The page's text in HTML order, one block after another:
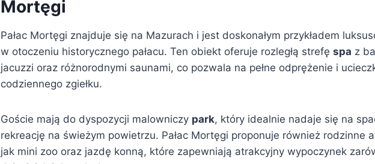
Mortęgi
Pałac Mortęgi znajduje się na Mazurach i jest doskonałym przykładem
w otoczeniu historycznego pałacu. Ten obiekt oferuje rozległą strefę spa z
jacuzzi oraz różnorodnymi saunami, co pozwala na pełne odprężenie i
codziennego zgiełku.
Goście mają do dyspozycji malowniczy park, który idealnie nadaje się na
rekreację na świeżym powietrzu. Pałac Mortęgi proponuje również rodzinne
jak mini zoo oraz jazdę konną, które zapewniają atrakcyjny wypoczynek